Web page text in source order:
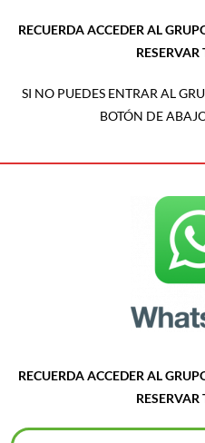
RECUERDA ACCEDER AL
SI NO PUEDES ENTRAR AL
BOTÓN DE
RECUERDA ACCEDER AL